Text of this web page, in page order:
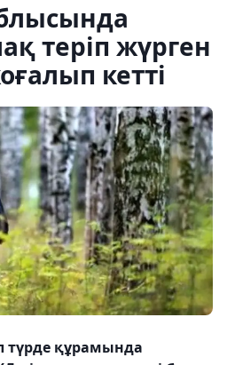
теріп жүрген
кетті
түрде құрамында